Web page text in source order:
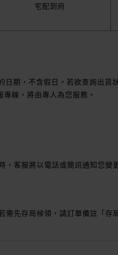
宅配到府
日期，不含假日。若欲查詢出貨
線，將由專人為您服務。
，客服將以電話或簡訊通知您變
需先存局候領，請訂單備註「存